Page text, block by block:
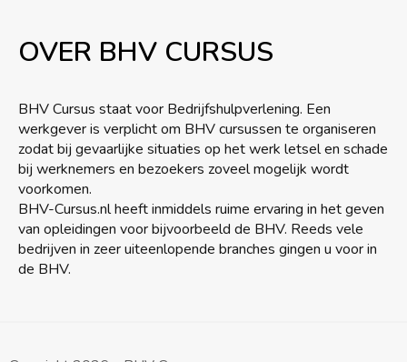
OVER BHV CURSUS
BHV Cursus staat voor Bedrijfshulpverlening. Een
werkgever is verplicht om BHV cursussen te organiseren
zodat bij gevaarlijke situaties op het werk letsel en schade
bij werknemers en bezoekers zoveel mogelijk wordt
voorkomen.
BHV-Cursus.nl heeft inmiddels ruime ervaring in het geven
van opleidingen voor bijvoorbeeld de BHV. Reeds vele
bedrijven in zeer uiteenlopende branches gingen u voor in
de BHV.